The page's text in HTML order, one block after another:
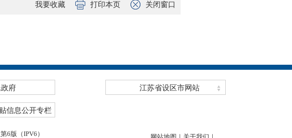
我要收藏 打印本页 关闭窗口
府 江苏省设区市网站
信息公开专栏
6版（IPV6）